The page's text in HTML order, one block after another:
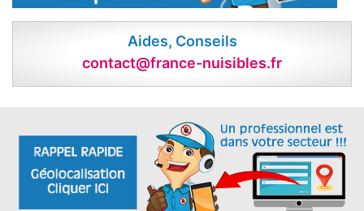
Aides, Conseils
contact@france-nuisibles.fr